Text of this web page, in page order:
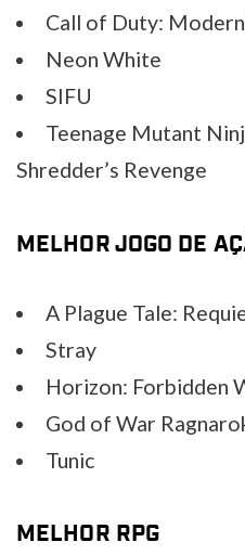
Call of Duty:
Neon White
SIFU
Teenage Mutant
Shredder’s Revenge
MELHOR JOGO DE
A Plague Tale:
Stray
Horizon: Forbidden
God of War
Tunic
MELHOR RPG